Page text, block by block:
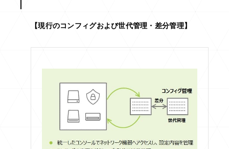
【現行のコンフィグおよび世代管理・差分管理】